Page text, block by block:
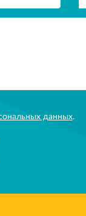
данных.